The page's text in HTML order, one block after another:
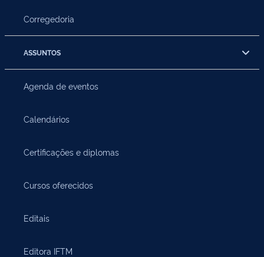
Corregedoria
ASSUNTOS
Agenda de eventos
Calendários
Certificações e diplomas
Cursos oferecidos
Editais
Editora IFTM